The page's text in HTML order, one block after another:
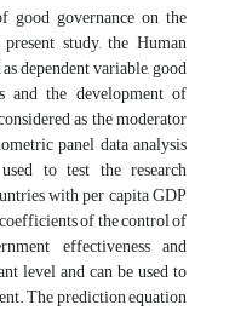
good governance on the
study, the Human
dependent variable, good
and the development of
as the moderator
panel data analysis
to test the research
with per capita GDP
of the control of
effectiveness and
level and can be used to
The prediction equation